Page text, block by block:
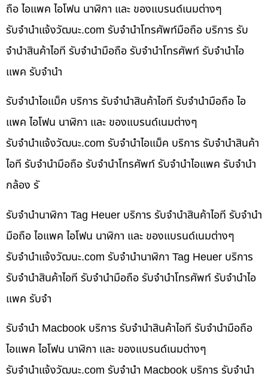
ถือ ไอแพค ไอโฟน นาฬิกา และ ของแบรนด์เนมต่างๆ
รับจํานําแจ้งวัฒนะ.com รับจำนำโทรศัพท์มือถือ บริการ รับ
จำนำสินค้าไอที รับจำนำมือถือ รับจำนำโทรศัพท์ รับจำนำไอ
แพค รับจำนำ
รับจำนำไอแม็ค บริการ รับจำนำสินค้าไอที รับจำนำมือถือ ไอ
แพค ไอโฟน นาฬิกา และ ของแบรนด์เนมต่างๆ
รับจํานําแจ้งวัฒนะ.com รับจำนำไอแม็ค บริการ รับจำนำสินค้า
ไอที รับจำนำมือถือ รับจำนำโทรศัพท์ รับจำนำไอแพค รับจำนำ
กล้อง รั
รับจำนำนาฬิกา Tag Heuer บริการ รับจำนำสินค้าไอที รับจำนำ
มือถือ ไอแพค ไอโฟน นาฬิกา และ ของแบรนด์เนมต่างๆ
รับจํานําแจ้งวัฒนะ.com รับจำนำนาฬิกา Tag Heuer บริการ
รับจำนำสินค้าไอที รับจำนำมือถือ รับจำนำโทรศัพท์ รับจำนำไอ
แพค รับจำ
รับจำนำ Macbook บริการ รับจำนำสินค้าไอที รับจำนำมือถือ
ไอแพค ไอโฟน นาฬิกา และ ของแบรนด์เนมต่างๆ
รับจํานําแจ้งวัฒนะ.com รับจำนำ Macbook บริการ รับจำนำ